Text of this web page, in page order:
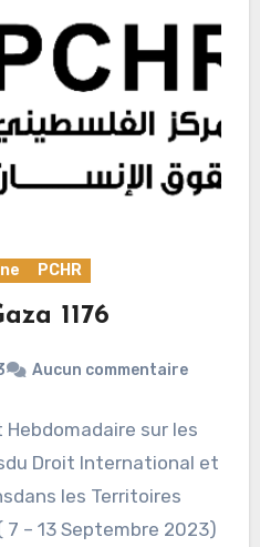
PCHR
1176
Aucun commentaire
Hebdomadaire sur les
Droit International et
les Territoires
– 13 Septembre 2023)